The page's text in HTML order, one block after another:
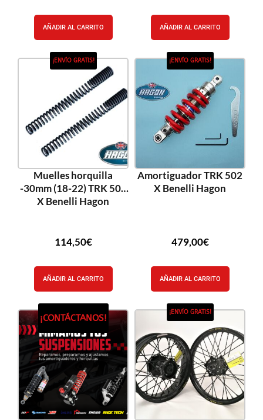
AÑADIR AL CARRITO AÑADIR AL CARRITO
¡ENVÍO GRATIS!
Muelles horquilla
-30mm (18-22) TRK 502
X Benelli Hagon
114,50€
AÑADIR AL CARRITO
¡ENVÍO GRATIS!
Amortiguador TRK 502
X Benelli Hagon
479,00€
AÑADIR AL CARRITO
¡CONTÁCTANOS!
¡ENVÍO GRATIS!